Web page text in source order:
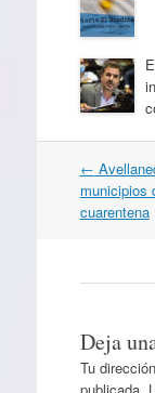
Navegación
por
artículos
←
municipios
cuarentena
Deja
Tu